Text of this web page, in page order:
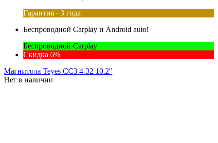
Гарантия - 3 года
Беспроводной Carplay и Android auto!
Беспроводной Carplay
Скидка 6%
Магнитола Teyes CC3 4-32 10.2"
Нет в наличии